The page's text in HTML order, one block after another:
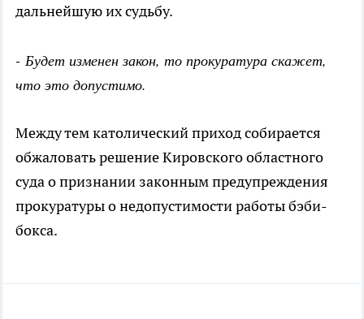
дальнейшую их судьбу.
- Будет изменен закон, то прокуратура скажет,
что это допустимо.
Между тем католический приход собирается
обжаловать решение Кировского областного
суда о признании законным предупреждения
прокуратуры о недопустимости работы бэби-
бокса.